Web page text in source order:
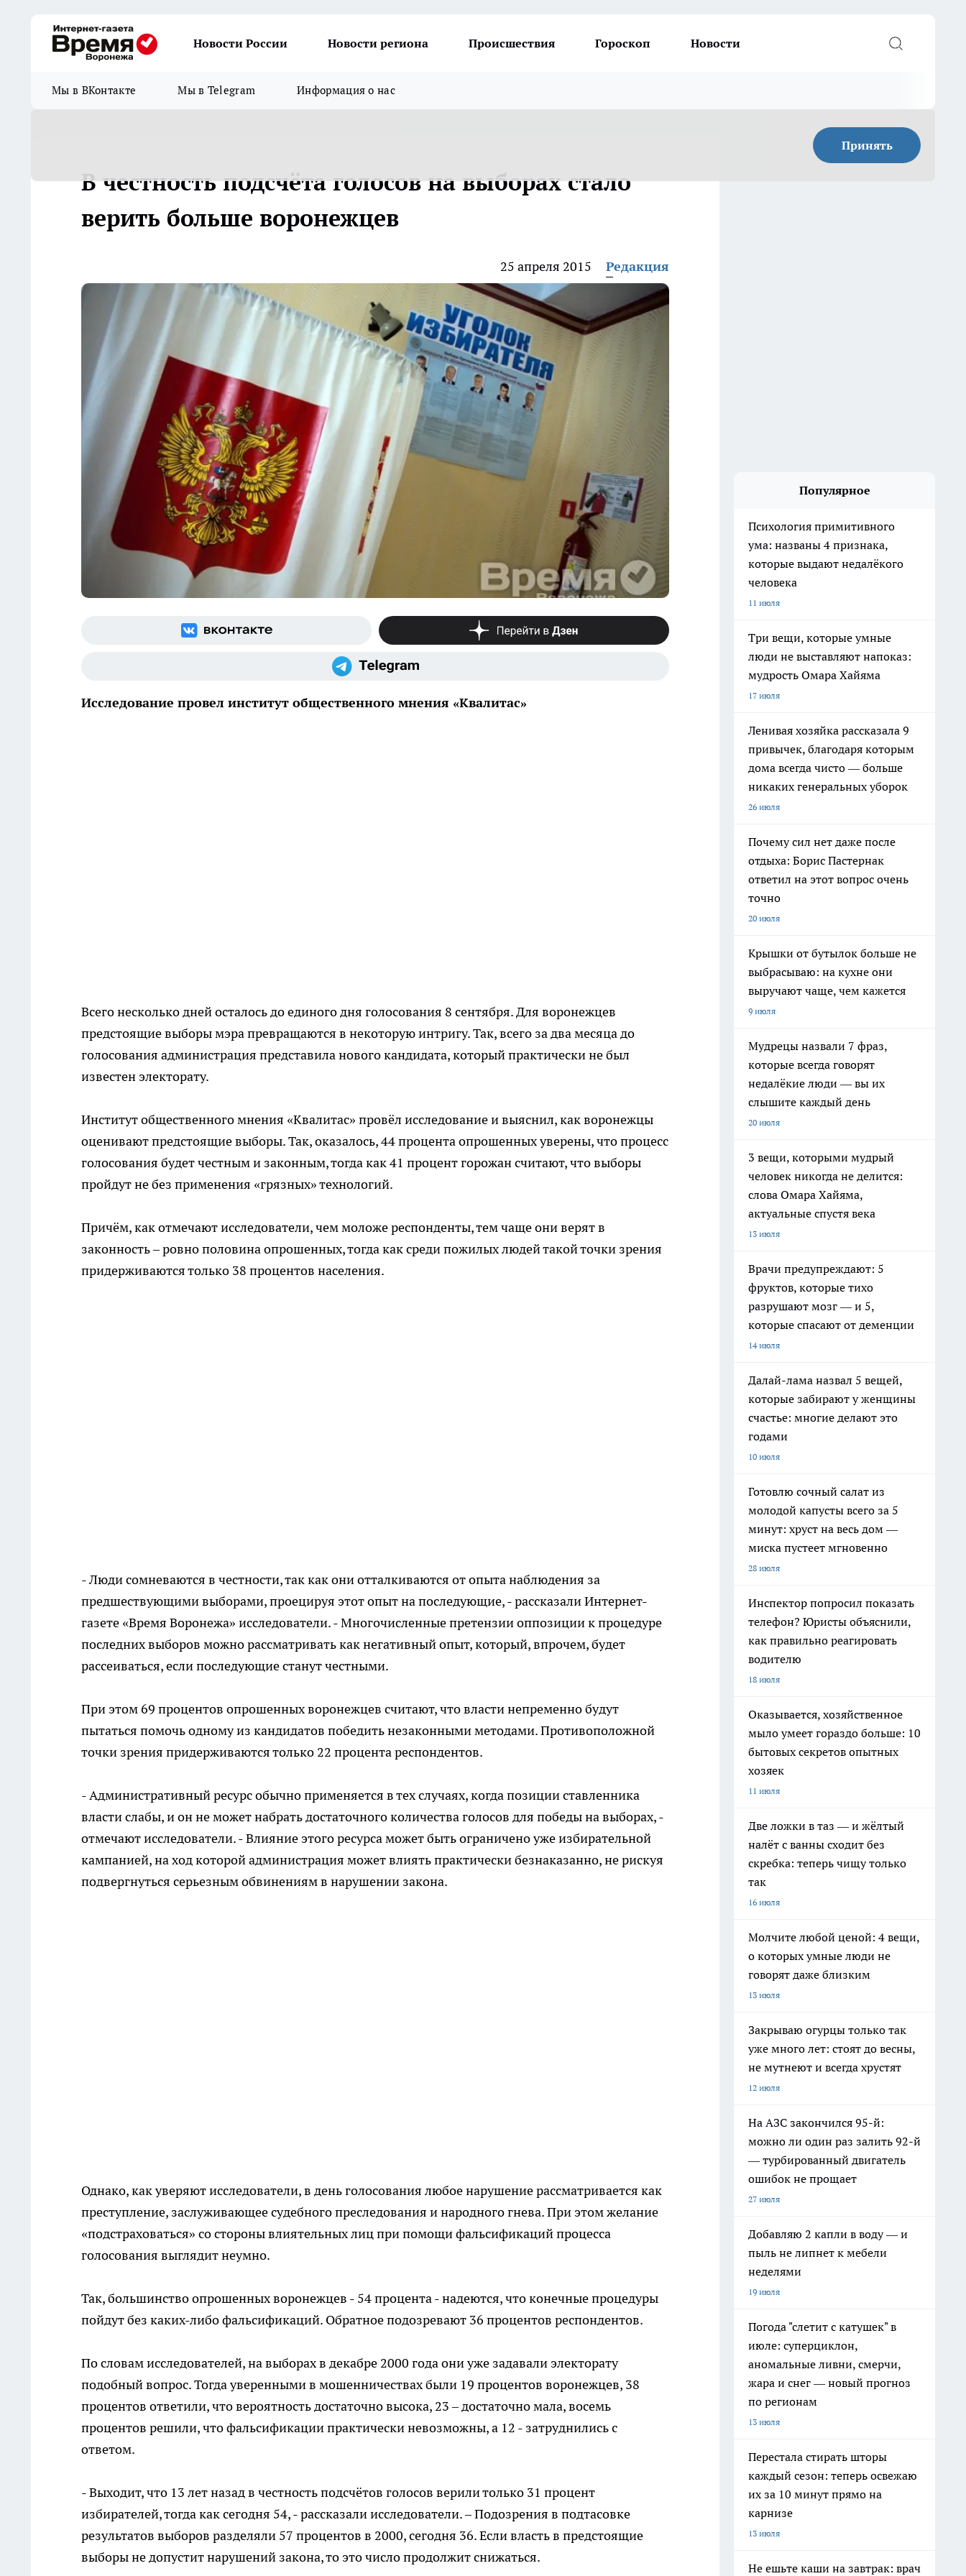
Новости России Новости региона Происшествия Гороскоп Новости
Мы в ВКонтакте Мы в Telegram Информация о нас
Принять
В честность подсчёта голосов на выборах стало
верить больше воронежцев
25 апреля 2015 Редакция
Исследование провел институт общественного мнения «Квалитас»
Всего несколько дней осталось до единого дня голосования 8 сентября. Для воронежцев
предстоящие выборы мэра превращаются в некоторую интригу. Так, всего за два месяца до
голосования администрация представила нового кандидата, который практически не был
известен электорату.
Институт общественного мнения «Квалитас» провёл исследование и выяснил, как воронежцы
оценивают предстоящие выборы. Так, оказалось, 44 процента опрошенных уверены, что процесс
голосования будет честным и законным, тогда как 41 процент горожан считают, что выборы
пройдут не без применения «грязных» технологий.
Причём, как отмечают исследователи, чем моложе респонденты, тем чаще они верят в
законность – ровно половина опрошенных, тогда как среди пожилых людей такой точки зрения
придерживаются только 38 процентов населения.
- Люди сомневаются в честности, так как они отталкиваются от опыта наблюдения за
предшествующими выборами, проецируя этот опыт на последующие, - рассказали Интернет-
газете «Время Воронежа» исследователи. - Многочисленные претензии оппозиции к процедуре
последних выборов можно рассматривать как негативный опыт, который, впрочем, будет
рассеиваться, если последующие станут честными.
При этом 69 процентов опрошенных воронежцев считают, что власти непременно будут
пытаться помочь одному из кандидатов победить незаконными методами. Противоположной
точки зрения придерживаются только 22 процента респондентов.
- Административный ресурс обычно применяется в тех случаях, когда позиции ставленника
власти слабы, и он не может набрать достаточного количества голосов для победы на выборах, -
отмечают исследователи. - Влияние этого ресурса может быть ограничено уже избирательной
кампанией, на ход которой администрация может влиять практически безнаказанно, не рискуя
подвергнуться серьезным обвинениям в нарушении закона.
Однако, как уверяют исследователи, в день голосования любое нарушение рассматривается как
преступление, заслуживающее судебного преследования и народного гнева. При этом желание
«подстраховаться» со стороны влиятельных лиц при помощи фальсификаций процесса
голосования выглядит неумно.
Так, большинство опрошенных воронежцев - 54 процента - надеются, что конечные процедуры
пойдут без каких-либо фальсификаций. Обратное подозревают 36 процентов респондентов.
По словам исследователей, на выборах в декабре 2000 года они уже задавали электорату
подобный вопрос. Тогда уверенными в мошенничествах были 19 процентов воронежцев, 38
процентов ответили, что вероятность достаточно высока, 23 – достаточно мала, восемь
процентов решили, что фальсификации практически невозможны, а 12 - затруднились с
ответом.
- Выходит, что 13 лет назад в честность подсчётов голосов верили только 31 процент
избирателей, тогда как сегодня 54, - рассказали исследователи. – Подозрения в подтасовке
результатов выборов разделяли 57 процентов в 2000, сегодня 36. Если власть в предстоящие
выборы не допустит нарушений закона, то это число продолжит снижаться.
Популярное
Психология примитивного
ума: названы 4 признака,
которые выдают недалёкого
человека
11 июля
Три вещи, которые умные
люди не выставляют напоказ:
мудрость Омара Хайяма
17 июля
Ленивая хозяйка рассказала 9
привычек, благодаря которым
дома всегда чисто — больше
никаких генеральных уборок
26 июля
Почему сил нет даже после
отдыха: Борис Пастернак
ответил на этот вопрос очень
точно
20 июля
Крышки от бутылок больше не
выбрасываю: на кухне они
выручают чаще, чем кажется
9 июля
Мудрецы назвали 7 фраз,
которые всегда говорят
недалёкие люди — вы их
слышите каждый день
20 июля
3 вещи, которыми мудрый
человек никогда не делится:
слова Омара Хайяма,
актуальные спустя века
13 июля
Врачи предупреждают: 5
фруктов, которые тихо
разрушают мозг — и 5,
которые спасают от деменции
14 июля
Далай-лама назвал 5 вещей,
которые забирают у женщины
счастье: многие делают это
годами
10 июля
Готовлю сочный салат из
молодой капусты всего за 5
минут: хруст на весь дом —
миска пустеет мгновенно
28 июля
Инспектор попросил показать
телефон? Юристы объяснили,
как правильно реагировать
водителю
18 июля
Оказывается, хозяйственное
мыло умеет гораздо больше: 10
бытовых секретов опытных
хозяек
11 июля
Две ложки в таз — и жёлтый
налёт с ванны сходит без
скребка: теперь чищу только
так
16 июля
Молчите любой ценой: 4 вещи,
о которых умные люди не
говорят даже близким
13 июля
Закрываю огурцы только так
уже много лет: стоят до весны,
не мутнеют и всегда хрустят
12 июля
На АЗС закончился 95-й:
можно ли один раз залить 92-й
— турбированный двигатель
ошибок не прощает
27 июля
Добавляю 2 капли в воду — и
пыль не липнет к мебели
неделями
19 июля
Погода "слетит с катушек" в
июле: суперциклон,
аномальные ливни, смерчи,
жара и снег — новый прогноз
по регионам
13 июля
Перестала стирать шторы
каждый сезон: теперь освежаю
их за 10 минут прямо на
карнизе
13 июля
Не ешьте каши на завтрак: врач